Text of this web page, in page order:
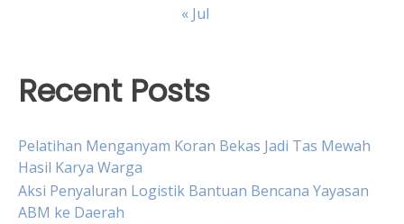
« Jul
Recent Posts
Pelatihan Menganyam Koran Bekas Jadi Tas Mewah
Hasil Karya Warga
Aksi Penyaluran Logistik Bantuan Bencana Yayasan
ABM ke Daerah